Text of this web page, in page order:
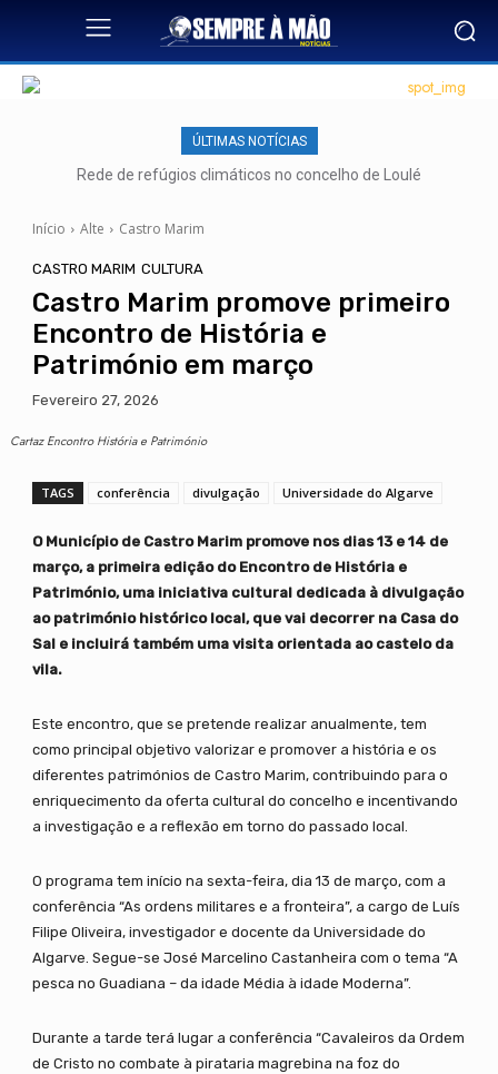
ÚLTIMAS NOTÍCIAS
Rede de refúgios climáticos no concelho de Loulé
Início Alte Castro Marim
CASTRO MARIM CULTURA
Castro Marim promove primeiro
Encontro de História e
Património em março
Fevereiro 27, 2026
Cartaz Encontro História e Património
TAGS conferência divulgação Universidade do Algarve
O Município de Castro Marim promove nos dias 13 e 14 de
março, a primeira edição do Encontro de História e
Património, uma iniciativa cultural dedicada à divulgação
ao património histórico local, que vai decorrer na Casa do
Sal e incluirá também uma visita orientada ao castelo da
vila.
Este encontro, que se pretende realizar anualmente, tem
como principal objetivo valorizar e promover a história e os
diferentes patrimónios de Castro Marim, contribuindo para o
enriquecimento da oferta cultural do concelho e incentivando
a investigação e a reflexão em torno do passado local.
O programa tem início na sexta-feira, dia 13 de março, com a
conferência “As ordens militares e a fronteira”, a cargo de Luís
Filipe Oliveira, investigador e docente da Universidade do
Algarve. Segue-se José Marcelino Castanheira com o tema “A
pesca no Guadiana – da idade Média à idade Moderna”.
Durante a tarde terá lugar a conferência “Cavaleiros da Ordem
de Cristo no combate à pirataria magrebina na foz do